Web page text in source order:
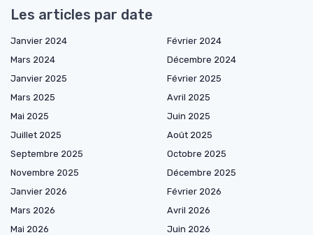
Les articles par date
Janvier 2024
Février 2024
Mars 2024
Décembre 2024
Janvier 2025
Février 2025
Mars 2025
Avril 2025
Mai 2025
Juin 2025
Juillet 2025
Août 2025
Septembre 2025
Octobre 2025
Novembre 2025
Décembre 2025
Janvier 2026
Février 2026
Mars 2026
Avril 2026
Mai 2026
Juin 2026